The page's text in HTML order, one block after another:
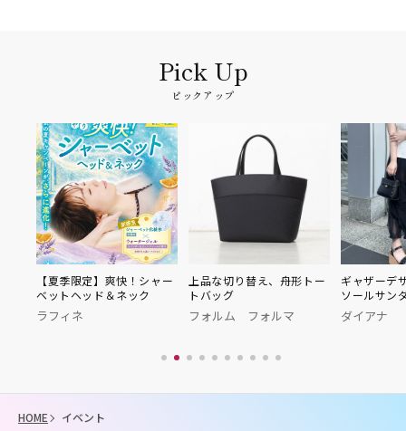
ピックアップ
【夏季限定】爽快！シャー
ベットヘッド＆ネック
ラフィネ
上品な切り替え、舟形トー
トバッグ
フォルム フォルマ
ギャザーデ
ソールサン
ダイアナ
HOME イベント